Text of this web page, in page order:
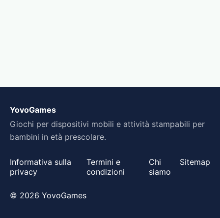
YovoGames
Giochi per dispositivi mobili e attività stampabili per
bambini in età prescolare.
Informativa sulla
privacy
Termini e
condizioni
Chi
siamo
Sitemap
© 2026 YovoGames